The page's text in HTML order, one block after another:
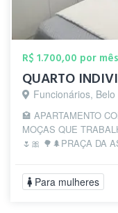
R$ 1.700,00 por mês
Funcionários,
🏩 APARTAMENTO
MOÇAS QUE
🌷🎀 🌳🌲PRAÇA DA
Para mulheres